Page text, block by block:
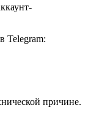
Telegram:
причине.